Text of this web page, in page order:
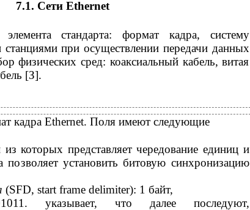
7.1. Сети Ethernet
стандарта: формат кадра, систему
при осуществлении передачи данных
физических сред: коаксиальный кабель, витая
[З].
кадра Ethernet. Поля имеют следующие
которых представляет чередование единиц и
установить битовую синхронизацию
(SFD, start frame delimiter): 1 байт,
указывает, что далее последуют,